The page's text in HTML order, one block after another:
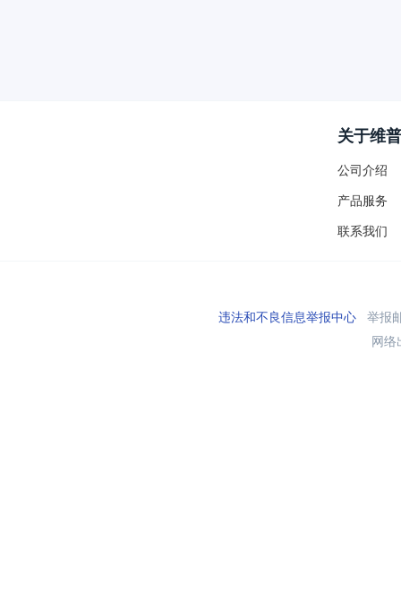
关于维普
公司介绍
产品服务
联系我们
违法和不良信息举报中心举报
网